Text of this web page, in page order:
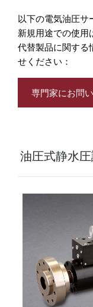
以下の電気油圧サ
新規用途での使用
代替製品に関する
せください：
専門家にお問
油圧式静水